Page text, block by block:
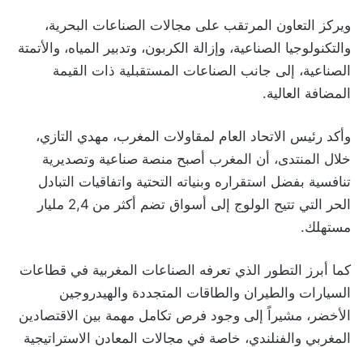
ويركز التعاون المرتقب على مجالات الصناعات البحرية،
والتكنولوجيا الصناعية، وإزالة الكربون، وتدبير المياه، والأتمتة
الصناعية، إلى جانب الصناعات المستقبلية ذات القيمة
المضافة العالية.
وأكد رئيس الاتحاد العام لمقاولات المغرب، مهدي التازي،
خلال المنتدى، أن المغرب أصبح منصة صناعية وتصديرية
تنافسية بفضل استقراره وبنياته التحتية واتفاقيات التبادل
الحر التي تتيح الولوج إلى أسواق تضم أكثر من 2,4 مليار
مستهلك.
كما أبرز التطور الذي تعرفه الصناعات المغربية في قطاعات
السيارات والطيران والطاقات المتجددة والهيدروجين
الأخضر، مشيراً إلى وجود فرص تكامل مهمة بين الاقتصادين
المغربي والفنلندي، خاصة في مجالات المعادن الاستراتيجية